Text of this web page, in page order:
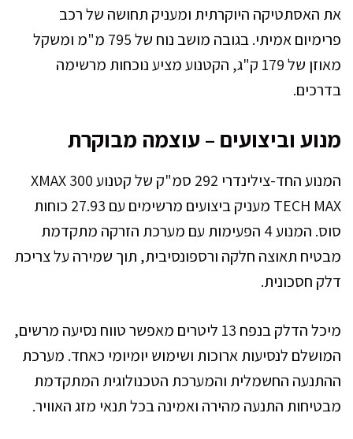
את האסתטיקה היוקרתית ומעניק תחושה של רכב
פרימיום אמיתי. בגובה מושב נוח של 795 מ"מ ומשקל
מאוזן של 179 ק"ג, הקטנוע מציע נוכחות מרשימה
בדרכים.
מנוע וביצועים – עוצמה מבוקרת
המנוע החד-צילינדרי 292 סמ"ק של קטנוע XMAX 300
TECH MAX מעניק ביצועים מרשימים עם 27.93 כוחות
סוס. המנוע 4 הפעימות עם מערכת הזרקה מתקדמת
מבטיח תאוצה חלקה ורספונסיבית, תוך שמירה על צריכת
דלק חסכונית.
מיכל הדלק בנפח 13 ליטרים מאפשר טווח נסיעה מרשים,
המושלם לנסיעות ארוכות ושימוש יומיומי כאחד. מערכת
ההתנעה החשמלית והמערכת הטכנולוגית המתקדמת
מבטיחות התנעה מהירה ואמינה בכל תנאי מזג האוויר.